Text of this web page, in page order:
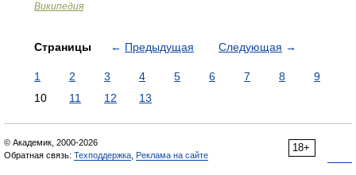
Википедия
Страницы ← Предыдущая Следующая →
1 2 3 4 5 6 7 8
9
10
11 12 13
18+
© Академик, 2000-2026
Обратная связь: Техподдержка Реклама на сайте